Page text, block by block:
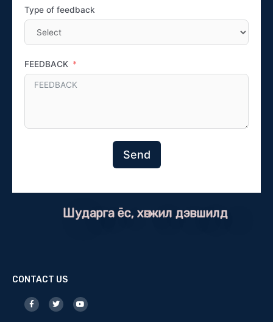
Type of feedback
FEEDBACK
Send
Шударга ёс, хөгжил дэвшилд
CONTACT US
F
a
c
T
w
i
Y
o
u